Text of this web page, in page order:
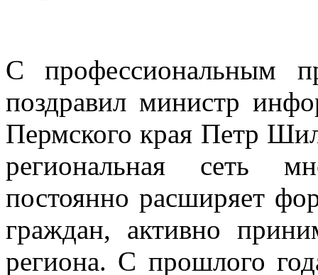
С профессиональным
поздравил министр
Пермского края Петр
региональная сеть
постоянно расширяет
граждан, активно
региона. С прошлого